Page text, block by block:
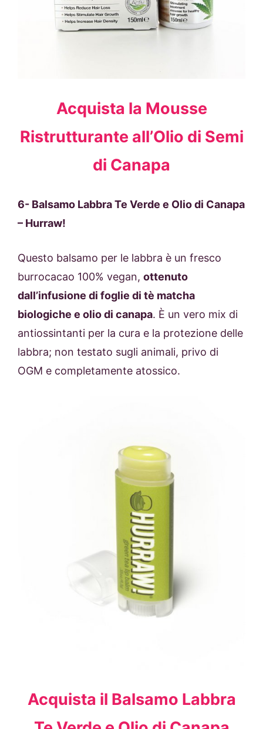
Acquista la Mousse
Ristrutturante all’Olio di Semi
di Canapa
6- Balsamo Labbra Te Verde e Olio di Canapa
– Hurraw!
Questo balsamo per le labbra è un fresco
burrocacao 100% vegan, ottenuto
dall’infusione di foglie di tè matcha
biologiche e olio di canapa. È un vero mix di
antiossintanti per la cura e la protezione delle
labbra; non testato sugli animali, privo di
OGM e completamente atossico.
Acquista il Balsamo Labbra